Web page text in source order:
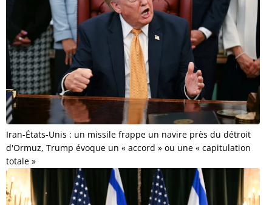
Iran-États-Unis : un missile frappe un navire près du détroit
d'Ormuz, Trump évoque un « accord » ou une « capitulation
totale »